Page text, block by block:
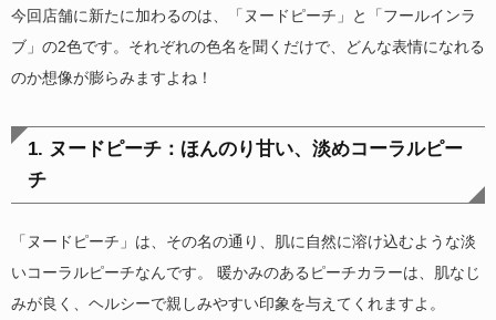
今回店舗に新たに加わるのは、「ヌードピーチ」と「フールインラ
ブ」の2色です。それぞれの色名を聞くだけで、どんな表情になれる
のか想像が膨らみますよね！
1. ヌードピーチ：ほんのり甘い、淡めコーラルピー
チ
「ヌードピーチ」は、その名の通り、肌に自然に溶け込むような淡
いコーラルピーチなんです。 暖かみのあるピーチカラーは、肌なじ
みが良く、ヘルシーで親しみやすい印象を与えてくれますよ。